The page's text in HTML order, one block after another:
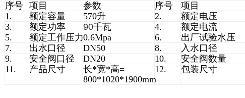
序号
项目 参数 序号 项目
1.
额定容量 570升 2. 额定电压
3.
额定功率 90千瓦 4. 额定电流
5.
额定工作压力0.6Mpa 6. 出厂试验水压
7.
出水口径 DN50 8. 入水口径
9.
安全阀口径 DN20 10. 安全阀数量
11.
产品尺寸
长*宽*高=
800*1020*1900mm
12. 包装尺寸